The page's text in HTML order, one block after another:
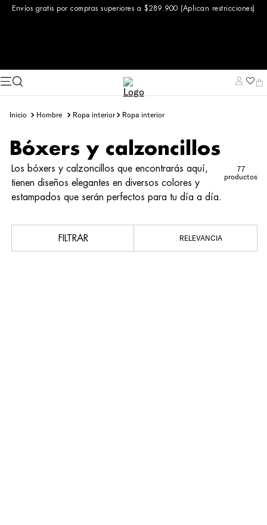
Envíos gratis por compras superiores a $289.900 (Aplican restricciones)
hombre ropa interior ropa interior
Bóxers y calzoncillos
Los bóxers y calzoncillos que encontrarás aquí,
tienen diseños elegantes en diversos colores y
estampados que serán perfectos para tu día a día.
77
productos
FILTRAR RELEVANCIA